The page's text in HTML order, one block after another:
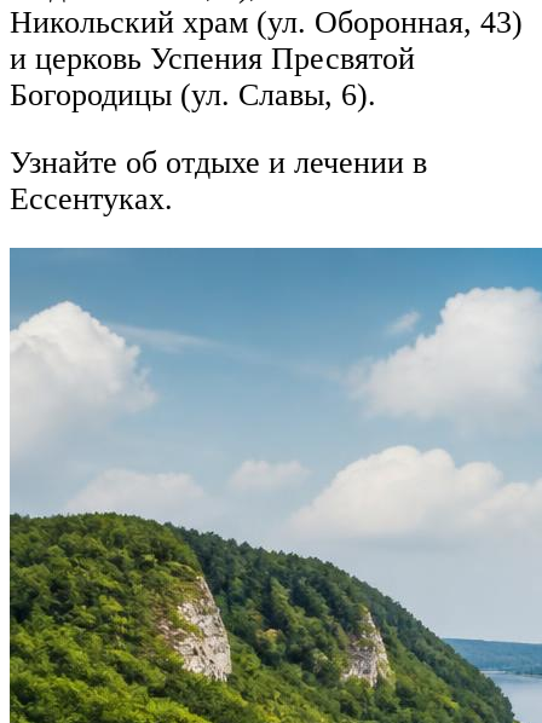
Никольский храм (ул. Оборонная, 43)
и церковь Успения Пресвятой
Богородицы (ул. Славы, 6).
Узнайте об отдыхе и лечении в
Ессентуках.